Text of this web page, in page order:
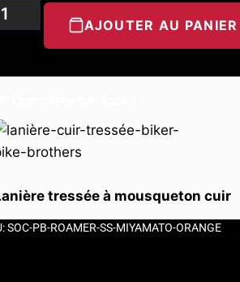
AJOUTER AU PANIER
tressée à mousqueton cuir
SOC-PB-ROAMER-SS-MIYAMATO-ORANGE